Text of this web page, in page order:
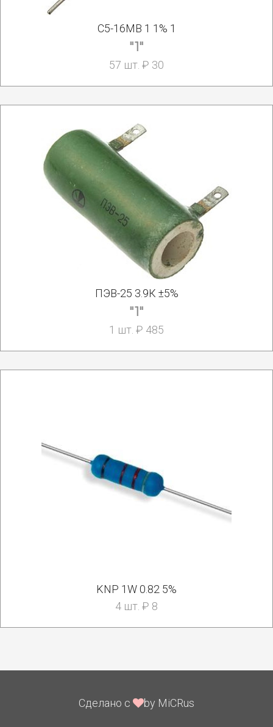
С5-16МВ 1 1% 1
"1"
57 шт. ₽ 30
ПЭВ-25 3.9К ±5%
"1"
1 шт. ₽ 485
KNP 1W 0.82 5%
4 шт. ₽ 8
Сделано с by MiCRus